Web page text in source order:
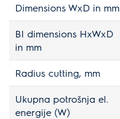
Dimensions WxD in mm
BI dimensions HxWxD
in mm
Radius cutting, mm
Ukupna potrošnja el.
energije (W)